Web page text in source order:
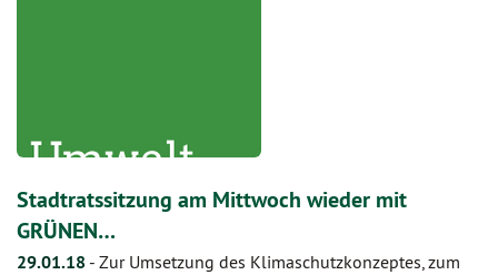
Stadtratssitzung am Mittwoch wieder mit
GRÜNEN…
29.01.18 - Zur Umsetzung des Klimaschutzkonzeptes, zum